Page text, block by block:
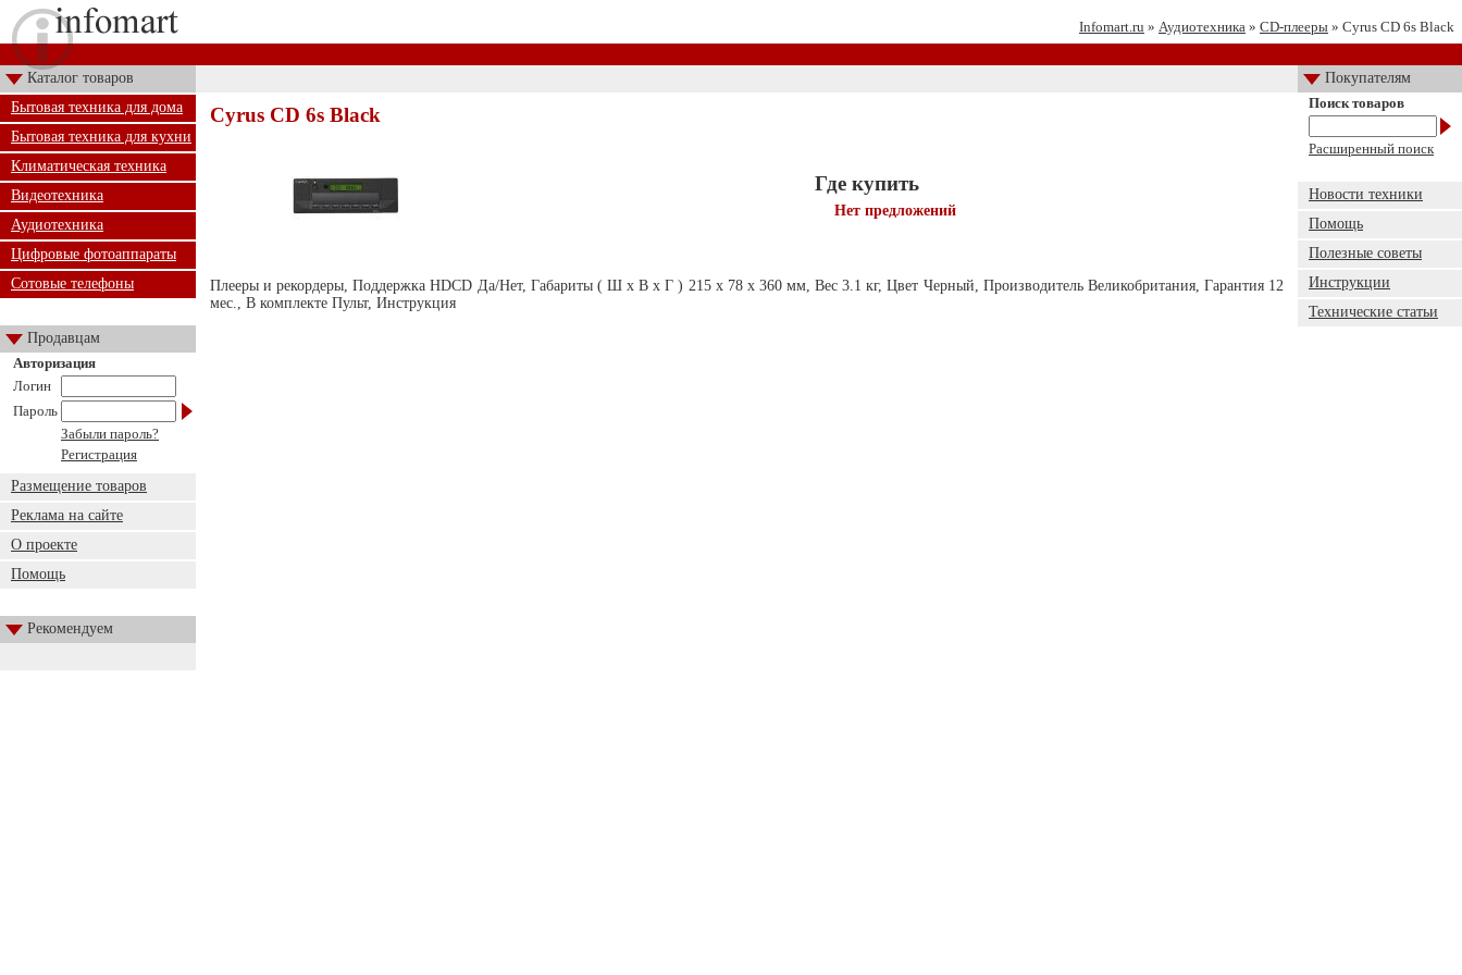
Infomart.ru » Аудиотехника » CD-плееры » Cyrus CD 6s Black
Каталог товаров
Покупателям
Бытовая техника для дома
Бытовая техника для кухни
Климатическая техника
Видеотехника
Аудиотехника
Цифровые фотоаппараты
Сотовые телефоны
Продавцам
Авторизация
Логин
Пароль
Забыли пароль?
Регистрация
Размещение товаров
Реклама на сайте
О проекте
Помощь
Рекомендуем
Cyrus CD 6s Black
Где купить
Нет предложений
Плееры и рекордеры, Поддержка HDCD Да/Нет, Габариты ( Ш х В х Г ) 215 х 78 х 360 мм, Вес 3.1 кг, Цвет Черный, Производитель Великобритания, Гарантия 12
мес., В комплекте Пульт, Инструкция
Поиск товаров
Расширенный поиск
Новости техники
Помощь
Полезные советы
Инструкции
Технические статьи